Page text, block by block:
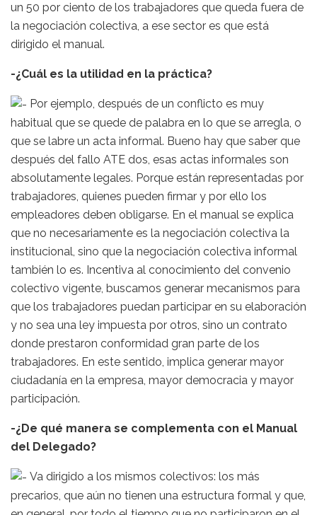
un 50 por ciento de los trabajadores que queda fuera de
la negociación colectiva, a ese sector es que está
dirigido el manual.
-¿Cuál es la utilidad en la práctica?
Por ejemplo, después de un conflicto es muy
habitual que se quede de palabra en lo que se arregla, o
que se labre un acta informal. Bueno hay que saber que
después del fallo ATE dos, esas actas informales son
absolutamente legales. Porque están representadas por
trabajadores, quienes pueden firmar y por ello los
empleadores deben obligarse. En el manual se explica
que no necesariamente es la negociación colectiva la
institucional, sino que la negociación colectiva informal
también lo es. Incentiva al conocimiento del convenio
colectivo vigente, buscamos generar mecanismos para
que los trabajadores puedan participar en su elaboración
y no sea una ley impuesta por otros, sino un contrato
donde prestaron conformidad gran parte de los
trabajadores. En este sentido, implica generar mayor
ciudadanía en la empresa, mayor democracia y mayor
participación.
-¿De qué manera se complementa con el Manual
del Delegado?
Va dirigido a los mismos colectivos: los más
precarios, que aún no tienen una estructura formal y que,